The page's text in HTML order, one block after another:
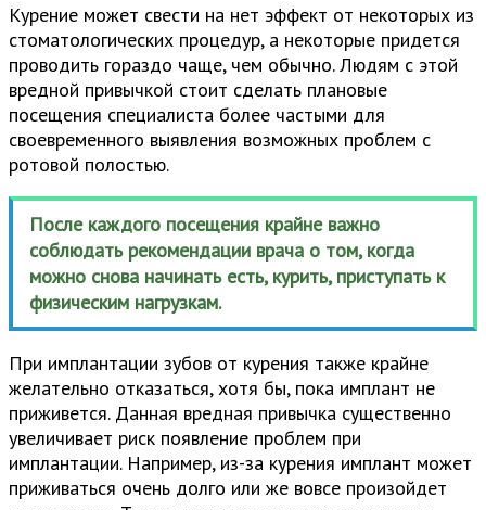
Курение может свести на нет эффект от некоторых из
стоматологических процедур, а некоторые придется
проводить гораздо чаще, чем обычно. Людям с этой
вредной привычкой стоит сделать плановые
посещения специалиста более частыми для
своевременного выявления возможных проблем с
ротовой полостью.
После каждого посещения крайне важно
соблюдать рекомендации врача о том, когда
можно снова начинать есть, курить, приступать к
физическим нагрузкам.
При имплантации зубов от курения также крайне
желательно отказаться, хотя бы, пока имплант не
приживется. Данная вредная привычка существенно
увеличивает риск появление проблем при
имплантации. Например, из-за курения имплант может
приживаться очень долго или же вовсе произойдет